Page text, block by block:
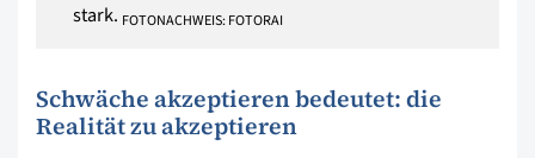
stark. FOTONACHWEIS: FOTORAI
Schwäche akzeptieren bedeutet: die
Realität zu akzeptieren